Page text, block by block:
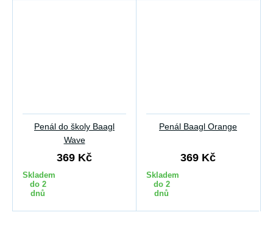
Penál do školy Baagl
Wave
369 Kč
Skladem
do 2
dnů
Penál Baagl Orange
369 Kč
Skladem
do 2
dnů